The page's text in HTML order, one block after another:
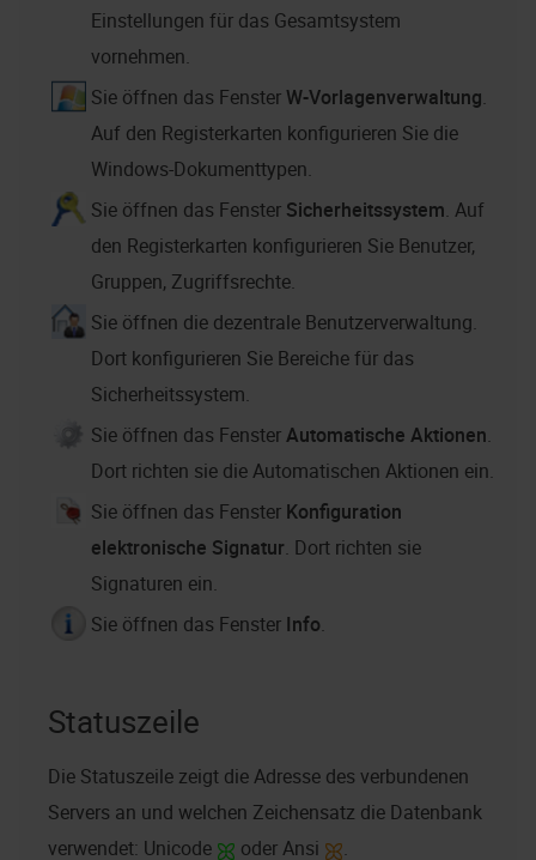
Einstellungen für das Gesamtsystem
vornehmen.
Sie öffnen das FensterW-Vorlagenverwaltung.
Auf den Registerkarten konfigurieren Sie die
Windows-Dokumenttypen.
Sie öffnen das Fenster Sicherheitssystem. Auf
den Registerkarten konfigurieren Sie Benutzer,
Gruppen, Zugriffsrechte.
Sie öffnen die dezentrale Benutzerverwaltung.
Dort konfigurieren Sie Bereiche für das
Sicherheitssystem.
Sie öffnen das FensterAutomatische Aktionen.
Dort richten sie die Automatischen Aktionen ein.
Sie öffnen das Fenster Konfiguration
elektronische Signatur. Dort richten sie
Signaturen ein.
Sie öffnen das Fenster Info.
Statuszeile
Die Statuszeile zeigt die Adresse des verbundenen
Servers an und welchen Zeichensatz die Datenbank
verwendet: Unicode
oder Ansi .